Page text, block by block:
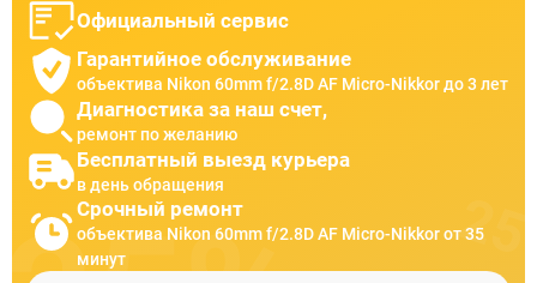
Официальный сервис
Гарантийное обслуживание
объектива Nikon 60mm f/2.8D AF Micro-Nikkor до 3 лет
Диагностика за наш счет,
ремонт по желанию
Бесплатный выезд курьера
в день обращения
Срочный ремонт
объектива Nikon 60mm f/2.8D AF Micro-Nikkor от 35
минут